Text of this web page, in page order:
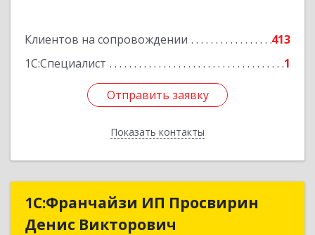
Клиентов на сопровождении
413
1С:Специалист
1
Отправить заявку
Показать контакты
Отправить заявку
Назад
1C:Франчайзи ИП Просвирин
Денис Викторович
1C:Франчайзи ИП Просвирин
Денис Викторович